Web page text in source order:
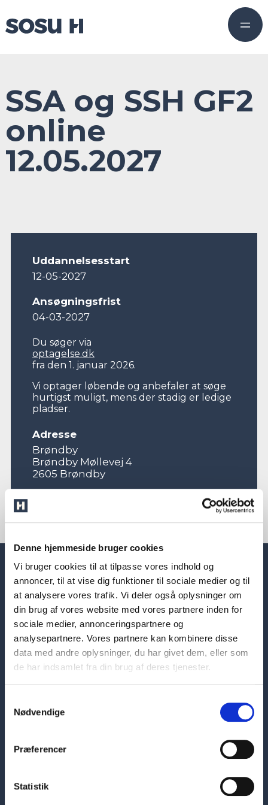
Denne hjemmeside bruger cookies
Vi bruger cookies til at tilpasse vores indhold og
annoncer, til at vise dig funktioner til sociale medier og til
at analysere vores trafik. Vi deler også oplysninger om
din brug af vores website med vores partnere inden for
sociale medier, annonceringspartnere og
analysepartnere. Vores partnere kan kombinere disse
data med andre oplysninger, du har givet dem, eller som
de har indsamlet fra din brug af deres tjenester.
Nødvendige
Præferencer
Statistik
SSA og SSH GF2
online
12.05.2027
Uddannelsesstart
12-05-2027
Ansøgningsfrist
04-03-2027
Du søger via
optagelse.dk
fra den 1. januar 2026.
Vi optager løbende og anbefaler at søge
hurtigst muligt, mens der stadig er ledige
pladser.
Adresse
Brøndby
Brøndby Møllevej 4
2605 Brøndby